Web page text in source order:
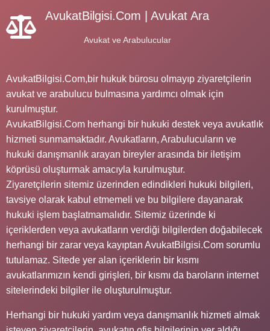
AvukatBilgisi.Com | Avukat Ara
Avukat ve Arabulucular
AvukatBilgisi.Com,bir hukuk bürosu olmayıp ziyaretçilerin
avukat ve arabulucu bulmasına yardımcı olmak için
kurulmuştur.
AvukatBilgisi.Com herhangi bir hukuki destek veya avukatlık
hizmeti sunmamaktadır. Avukatların, Arabulucuların ve
hukuki danışmanlık arayan bireyler arasında bir iletişim
köprüsü oluşturmak amacıyla kurulmuştur.
Ziyaretçilerin sitemiz üzerinden edindikleri hukuki bilgileri,
tavsiye olarak kabul etmemeli ve bu bilgilere dayanarak
hukuki işlem başlatmamalıdır. Sitemiz üzerinde ki
içeriklerden veya avukatların verdiği bilgilerden doğabilecek
herhangi bir zarar veya kayıptan AvukatBilgisi.Com sorumlu
tutulamaz. Sitede yer alan içeriklerin bir kısmı
avukatlarımızın kendi girişleri, bir kısmı da baroların internet
sitelerindeki bilgiler ile oluşturulmuştur.
Herhangi bir hukuki yardım veya danışmanlık hizmeti almak